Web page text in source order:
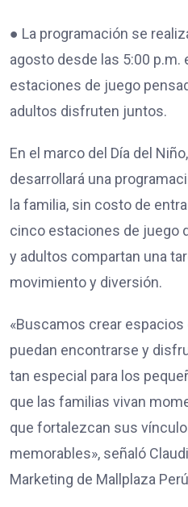
● La programación se
agosto desde las 5:00 p.m.
estaciones de juego
adultos disfruten juntos.
En el marco del Día del
desarrollará una
la familia, sin costo de
cinco estaciones de juego
y adultos compartan una
movimiento y diversión.
«Buscamos crear
puedan encontrarse y
tan especial para los
que las familias vivan
que fortalezcan sus
memorables», señaló
Marketing de Mallplaza